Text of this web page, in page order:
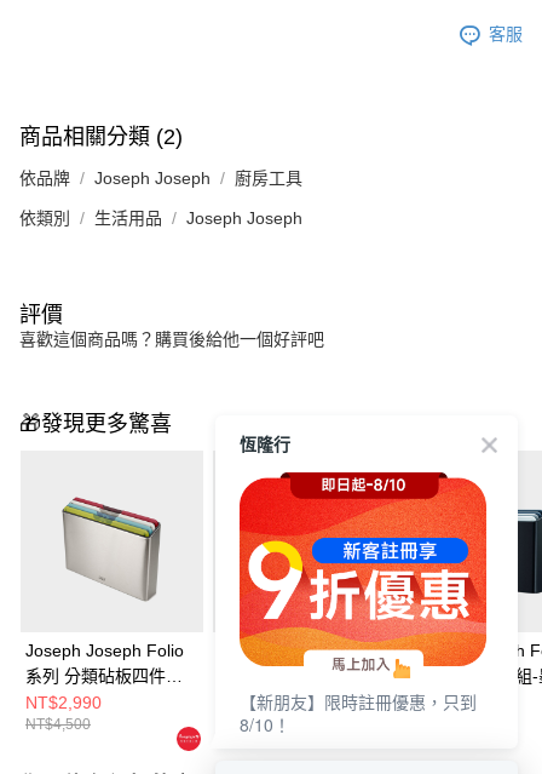
客服
商品相關分類 (2)
依品牌 Joseph Joseph 廚房工具
依類別 生活用品 Joseph Joseph
評價
喜歡這個商品嗎？購買後給他一個好評吧
🎁發現更多驚喜
Joseph Joseph Folio
系列 分類砧板四件組-
繽紛(不鏽鋼底座)
NT$2,990
NT$4,500
Joseph Joseph Folio
分類砧板四件組(黑)
NT$3,580
NT$3,980
Joseph Joseph
系列 砧板四件組-
NT$2,190
恆隆行
【新朋友】限時註冊優惠，只到
8/10！